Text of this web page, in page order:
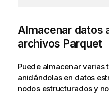
Almacenar datos
archivos Parquet
Puede almacenar varias
anidándolas en datos
nodos estructurados y